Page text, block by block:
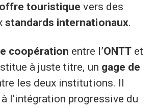
offre touristique vers des
standards internationaux.
coopération entre l’ONTTet
à juste titre, un gage de
les deux institutions. Il
l’intégration progressive du